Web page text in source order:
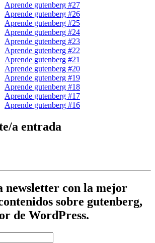
Aprende gutenberg #27
Aprende gutenberg #26
Aprende gutenberg #25
Aprende gutenberg #24
Aprende gutenberg #23
Aprende gutenberg #22
Aprende gutenberg #21
Aprende gutenberg #20
Aprende gutenberg #19
Aprende gutenberg #18
Aprende gutenberg #17
Aprende gutenberg #16
a entrada
newsletter con la mejor
sobre gutenberg,
de WordPress.